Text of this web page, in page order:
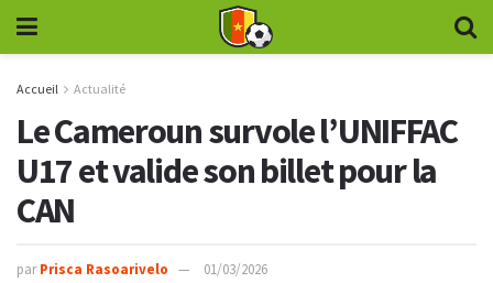
Accueil Actualité
Le Cameroun survole l’UNIFFAC
U17 et valide son billet pour la
CAN
par Prisca Rasoarivelo 01/03/2026